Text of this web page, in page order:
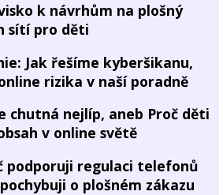
k návrhům na plošný
sítí pro děti
Jak řešíme kyberšikanu,
rizika v naší poradně
chutná nejlíp, aneb Proč děti
v online světě
podporuji regulaci telefonů
o plošném zákazu